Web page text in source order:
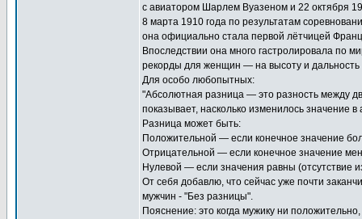
с авиатором Шарлем Вуазеном и 22 октября
8 марта 1910 года по результатам
она официально стала первой лётчицей
Впоследствии она много гастролировала по
рекорды для женщин — на высоту и дальность
Для особо любопытных:
"Абсолютная разница — это разность между
показывает, насколько изменилось значение
Разница может быть:
Положительной — если конечное значение
Отрицательной — если конечное значение
Нулевой — если значения равны (отсутствие
От себя добавлю, что сейчас уже почти
мужчин - "Без разницы".
Пояснение: это когда мужику ни